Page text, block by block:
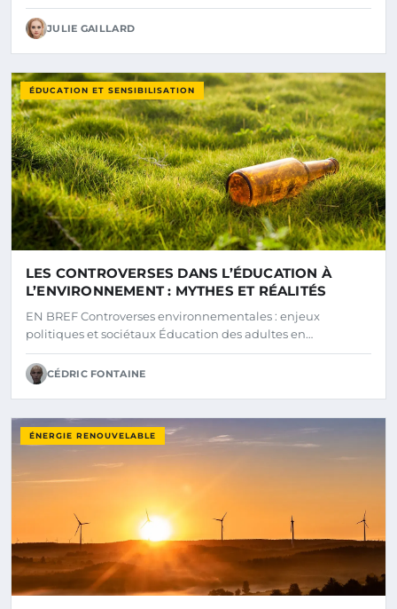
JULIE GAILLARD
ÉDUCATION ET SENSIBILISATION
LES CONTROVERSES DANS L’ÉDUCATION À
L’ENVIRONNEMENT : MYTHES ET RÉALITÉS
EN BREF Controverses environnementales : enjeux
politiques et sociétaux Éducation des adultes en…
CÉDRIC FONTAINE
ÉNERGIE RENOUVELABLE